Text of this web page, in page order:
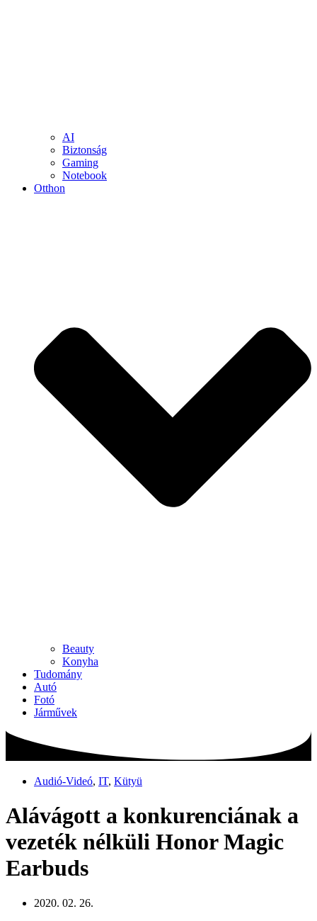
AI
Biztonság
Gaming
Notebook
Otthon
Beauty
Konyha
Tudomány
Autó
Fotó
Járművek
Audió-Videó, IT, Kütyü
Alávágott a konkurenciának a
vezeték nélküli Honor Magic
Earbuds
2020. 02. 26.